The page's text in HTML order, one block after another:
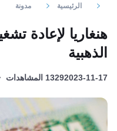
الرئيسية مدونة
هنغاريا لإعادة
الذهبية
2023-11-171329 المشاهدات